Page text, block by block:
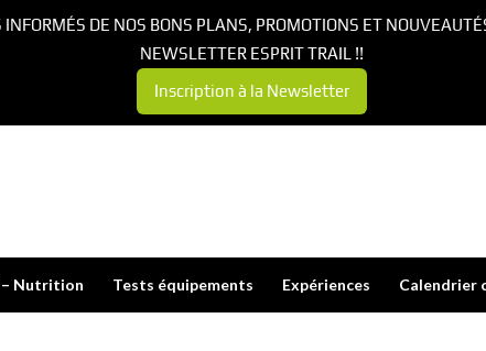
– Nutrition Tests équipements Expériences Calendrier
INFORMÉS DE NOS BONS PLANS, PROMOTIONS ET
NEWSLETTER ESPRIT TRAIL !!
Inscription à la Newsletter